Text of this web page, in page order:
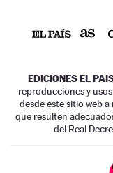
EDICIONES EL
reproducciones y
desde este sitio web
que resulten
del Real